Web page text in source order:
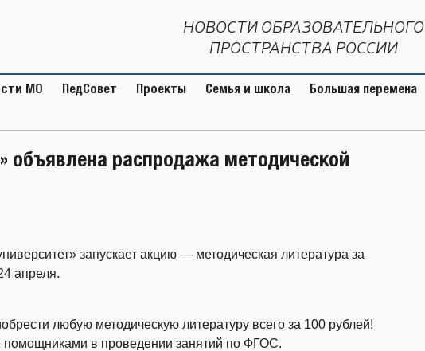
НОВОСТИ ОБРАЗОВАТЕЛЬНОГО
ПРОСТРАНСТВА РОССИИ
МО ПедСовет Проекты Семья и школа Большая перемена
объявлена распродажа методической
запускает акцию — методическая литература за
апреля.
любую методическую литературу всего за 100 рублей!
помощниками в проведении занятий по ФГОС.